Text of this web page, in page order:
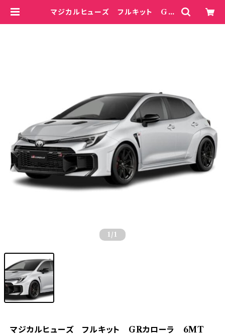
マジカルヒューズ フルキット GR
1 /1
マジカルヒューズ フルキット GRカローラ 6MT